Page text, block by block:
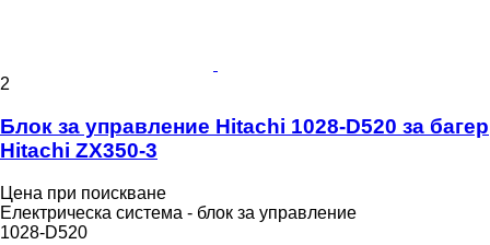
2
Блок за управление Hitachi 1028-D520 за багер
Hitachi ZX350-3
Цена при поискване
Електрическа система - блок за управление
1028-D520